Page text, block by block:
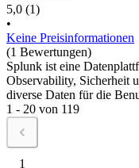
5,0 (1)
•
Keine Preisinformationen
(1 Bewertungen)
Splunk ist eine
Observability, Sicherheit
diverse Daten für die
1 - 20 von 119
1